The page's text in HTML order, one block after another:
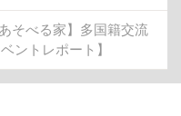
そべる家】多国籍交流
ントレポート】